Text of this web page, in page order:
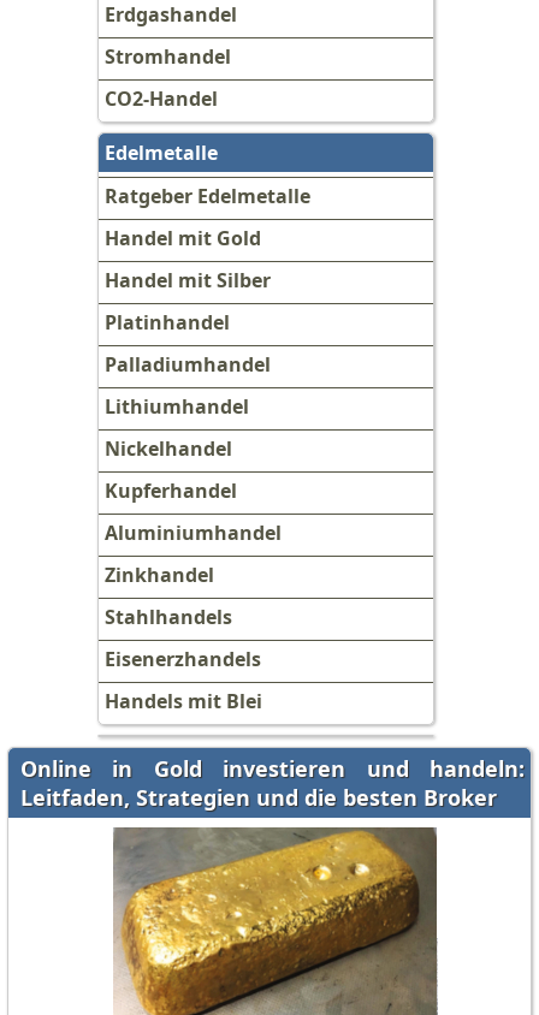
Erdgashandel
Stromhandel
CO2-Handel
Edelmetalle
Ratgeber Edelmetalle
Handel mit Gold
Handel mit Silber
Platinhandel
Palladiumhandel
Lithiumhandel
Nickelhandel
Kupferhandel
Aluminiumhandel
Zinkhandel
Stahlhandels
Eisenerzhandels
Handels mit Blei
Online in Gold investieren und handeln:
Leitfaden, Strategien und die besten Broker